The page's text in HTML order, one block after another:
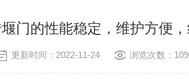
门的性能稳定，维护方便
更新时间：2022-11-24 浏览次数：